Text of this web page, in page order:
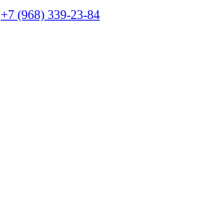
+7 (968) 339-23-84